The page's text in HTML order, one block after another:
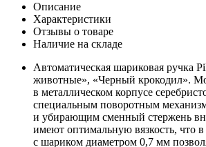
Описание
Характеристики
Отзывы о товаре
Наличие на складе
Автоматическая шариковая ручка
животные», «Черный крокодил».
в металлическом корпусе
специальным поворотным
и убирающим сменный стержень
имеют оптимальную вязкость, что в
с шариком диаметром 0,7 мм